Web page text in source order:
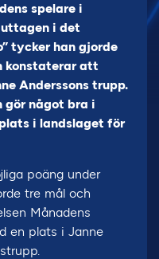
spelare i
i det
tycker han gjorde
konstaterar att
Anderssons trupp.
gör något bra i
i landslaget för
poäng under
tre mål och
Månadens
en plats i Janne